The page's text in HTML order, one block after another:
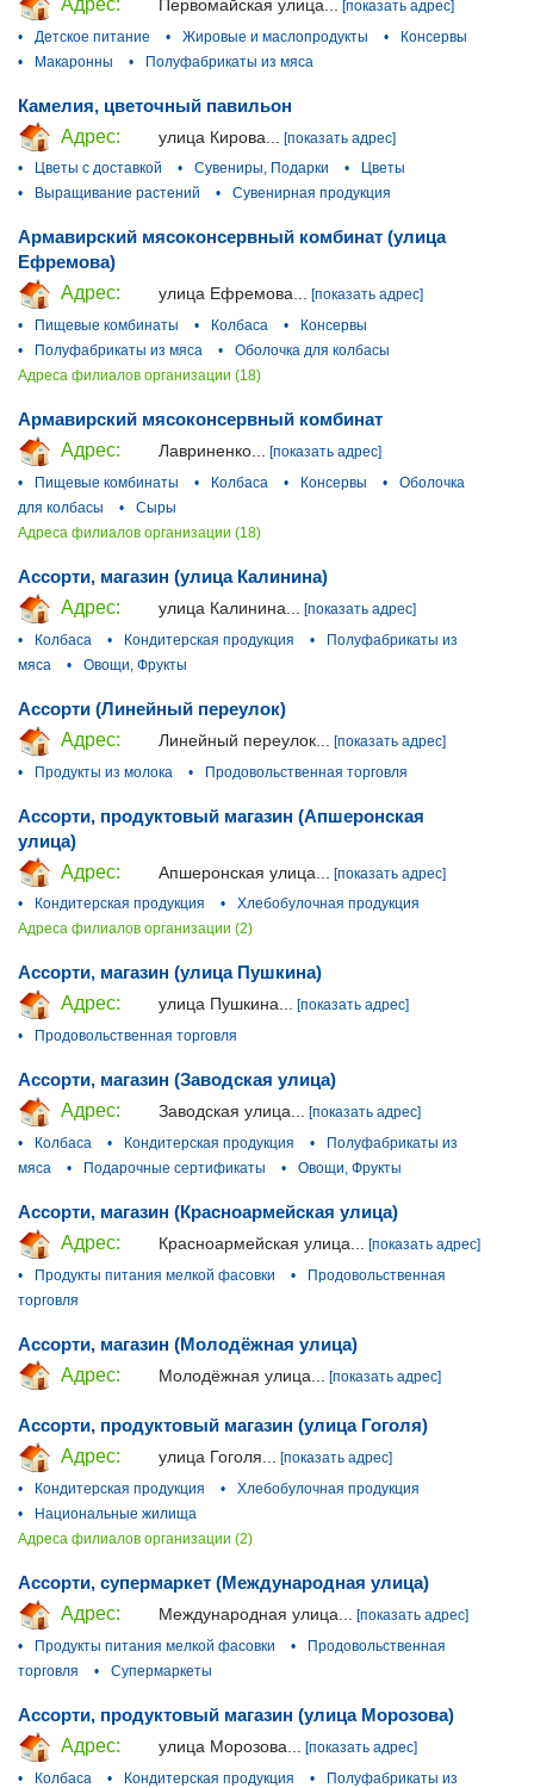
Адрес: Первомайская улица...
[показать адрес]
•
Детское питание • Жировые и маслопродукты •
Консервы
•
Макаронны • Полуфабрикаты из мяса
Камелия, цветочный павильон
Адрес:
улица Кирова...
[показать адрес]
•
Цветы с доставкой • Сувениры, Подарки •
Цветы
•
Выращивание растений • Сувенирная продукция
Армавирский мясоконсервный комбинат (улица
Ефремова)
Адрес:
улица Ефремова... [показать адрес]
•
Пищевые комбинаты • Колбаса •
Консервы
•
Полуфабрикаты из мяса •
Оболочка для колбасы
Адреса филиалов организации (18)
Армавирский мясоконсервный комбинат
Адрес:
Лавриненко... [показать адрес]
•
Пищевые комбинаты • Колбаса • Консервы •
Оболочка
для колбасы
•
Сыры
Адреса филиалов организации (18)
Ассорти, магазин (улица Калинина)
Адрес:
улица Калинина...
[показать адрес]
•
Колбаса • Кондитерская продукция •
Полуфабрикаты из
мяса
• Овощи, Фрукты
Ассорти (Линейный переулок)
Адрес:
Линейный переулок...
[показать адрес]
•
Продукты из молока • Продовольственная торговля
Ассорти, продуктовый магазин (Апшеронская
улица)
Адрес:
Апшеронская улица...
[показать адрес]
•
Кондитерская продукция •
Хлебобулочная продукция
Адреса филиалов организации (2)
Ассорти, магазин (улица Пушкина)
Адрес:
улица Пушкина... [показать адрес]
•
Продовольственная торговля
Ассорти, магазин (Заводская улица)
Адрес:
Заводская улица...
[показать адрес]
•
Колбаса • Кондитерская продукция •
Полуфабрикаты из
мяса
• Подарочные сертификаты • Овощи, Фрукты
Ассорти, магазин (Красноармейская улица)
Адрес:
Красноармейская улица...
[показать адрес]
•
Продукты питания мелкой фасовки •
Продовольственная
торговля
Ассорти, магазин (Молодёжная улица)
Адрес:
Молодёжная улица... [показать адрес]
Ассорти, продуктовый магазин (улица Гоголя)
Адрес:
улица Гоголя... [показать адрес]
•
Кондитерская продукция •
Хлебобулочная продукция
•
Национальные жилища
Адреса филиалов организации (2)
Ассорти, супермаркет (Международная улица)
Адрес:
Международная улица...
[показать адрес]
•
Продукты питания мелкой фасовки •
Продовольственная
торговля
• Супермаркеты
Ассорти, продуктовый магазин (улица Морозова)
Адрес:
улица Морозова...
[показать адрес]
•
Колбаса • Кондитерская продукция •
Полуфабрикаты из